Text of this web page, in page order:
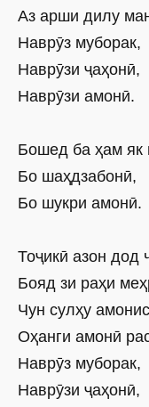
Аз арши дилу
Наврӯз муборак,
Наврӯзи ҷаҳонӣ,
Наврӯзи амонӣ.
Бошед ба ҳам як
Бо шаҳдзабонӣ,
Бо шукри амонӣ.
Тоҷикӣ азон дод
Бояд зи раҳи
Чун сулҳу
Оҳанги амонӣ
Наврӯз муборак,
Наврӯзи ҷаҳонӣ,